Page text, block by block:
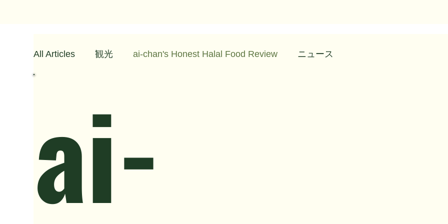
Halal Ramen Japan
All Articles 観光 ai-chan's Honest Halal Food Review ニュース
ai-